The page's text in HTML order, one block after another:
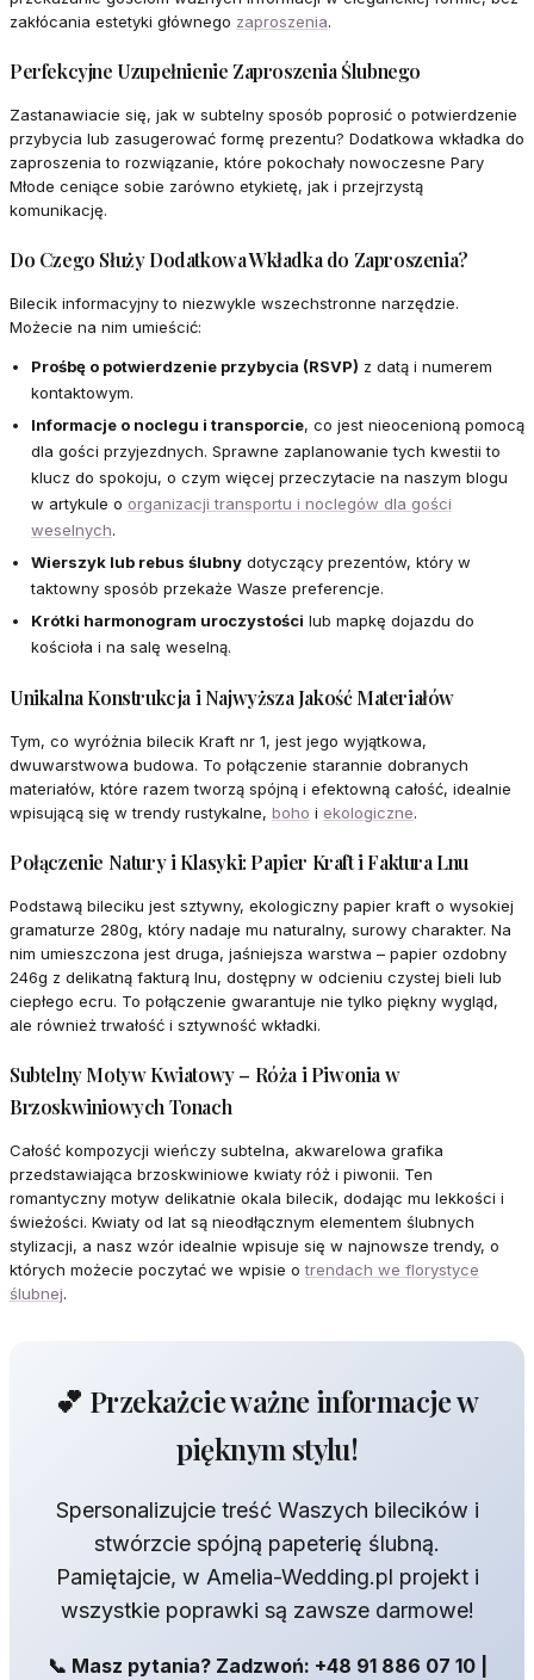
zakłócania estetyki głównego zaproszenia.
Perfekcyjne Uzupełnienie Zaproszenia Ślubnego
Zastanawiacie się, jak w subtelny sposób poprosić o potwierdzenie
przybycia lub zasugerować formę prezentu? Dodatkowa wkładka do
zaproszenia to rozwiązanie, które pokochały nowoczesne Pary
Młode ceniące sobie zarówno etykietę, jak i przejrzystą
komunikację.
Do Czego Służy Dodatkowa Wkładka do Zaproszenia?
Bilecik informacyjny to niezwykle wszechstronne narzędzie.
Możecie na nim umieścić:
Prośbę o potwierdzenie przybycia (RSVP) z datą i numerem
kontaktowym.
Informacje o noclegu i transporcie, co jest nieocenioną pomocą
dla gości przyjezdnych. Sprawne zaplanowanie tych kwestii to
klucz do spokoju, o czym więcej przeczytacie na naszym blogu
w artykule o organizacji transportu i noclegów dla gości
weselnych.
Wierszyk lub rebus ślubny dotyczący prezentów, który w
taktowny sposób przekaże Wasze preferencje.
Krótki harmonogram uroczystości lub mapkę dojazdu do
kościoła i na salę weselną.
Unikalna Konstrukcja i Najwyższa Jakość Materiałów
Tym, co wyróżnia bilecik Kraft nr 1, jest jego wyjątkowa,
dwuwarstwowa budowa. To połączenie starannie dobranych
materiałów, które razem tworzą spójną i efektowną całość, idealnie
wpisującą się w trendy rustykalne, boho i ekologiczne.
Połączenie Natury i Klasyki: Papier Kraft i Faktura Lnu
Podstawą bileciku jest sztywny, ekologiczny papier kraft o wysokiej
gramaturze 280g, który nadaje mu naturalny, surowy charakter. Na
nim umieszczona jest druga, jaśniejsza warstwa – papier ozdobny
246g z delikatną fakturą lnu, dostępny w odcieniu czystej bieli lub
ciepłego ecru. To połączenie gwarantuje nie tylko piękny wygląd,
ale również trwałość i sztywność wkładki.
Subtelny Motyw Kwiatowy – Róża i Piwonia w
Brzoskwiniowych Tonach
Całość kompozycji wieńczy subtelna, akwarelowa grafika
przedstawiająca brzoskwiniowe kwiaty róż i piwonii. Ten
romantyczny motyw delikatnie okala bilecik, dodając mu lekkości i
świeżości. Kwiaty od lat są nieodłącznym elementem ślubnych
stylizacji, a nasz wzór idealnie wpisuje się w najnowsze trendy, o
których możecie poczytać we wpisie otrendach we florystyce
ślubnej.
💕 Przekażcie ważne informacje w
pięknym stylu!
Spersonalizujcie treść Waszych bilecików i
stwórzcie spójną papeterię ślubną.
Pamiętajcie, w Amelia-Wedding.pl projekt i
wszystkie poprawki są zawsze darmowe!
📞 Masz pytania? Zadzwoń: +48 91 886 07 10 |